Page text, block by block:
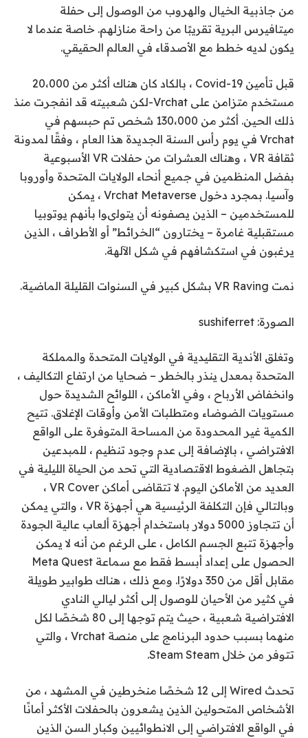
من جاذبية الخيال والهروب من الوصول إلى حفلة
ميتافيرس البرية تقريبًا من راحة منازلهم. خاصة عندما لا
يكون لديه خطط مع الأصدقاء في العالم الحقيقي.
قبل تأمين Covid-19 ، بالكاد كان هناك أكثر من 20،000
مستخدم متزامن على Vrchat-لكن شعبيته قد انفجرت منذ
ذلك الحين. أكثر من 130،000 شخص تم حبسهم في
Vrchat في يوم رأس السنة الجديدة هذا العام ، وفقًا لمدونة
ثقافة VR ، وهناك العشرات من حفلات VR الأسبوعية
بفضل المنظمين في جميع أنحاء الولايات المتحدة وأوروبا
وآسيا. بمجرد دخول Vrchat Metaverse ، يمكن
للمستخدمين – الذين يصفونه أن يتولىوا بأنهم يوتوبيا
مستقبلية غامرة – يختارون “الخرائط” أو الأطراف ، الذين
يرغبون في استكشافهم في شكل الآلهة.
نمت VR Raving بشكل كبير في السنوات القليلة الماضية.
الصورة: sushiferret
وتغلق الأندية التقليدية في الولايات المتحدة والمملكة
المتحدة بمعدل ينذر بالخطر – ضحايا من ارتفاع التكاليف ،
وانخفاض الأرباح ، وفي الأماكن ، اللوائح الشديدة حول
مستويات الضوضاء ومتطلبات الأمن وأوقات الإغلاق. تتيح
الكمية غير المحدودة من المساحة المتوفرة على الواقع
الافتراضي ، بالإضافة إلى عدم وجود تنظيم ، للمبدعين
بتجاهل الضغوط الاقتصادية التي تحد من الحياة الليلية في
العديد من الأماكن اليوم. لا تتقاضى أماكن VR Cover ،
وبالتالي فإن التكلفة الرئيسية هي أجهزة VR ، والتي يمكن
أن تتجاوز 5000 دولار باستخدام أجهزة ألعاب عالية الجودة
وأجهزة تتبع الجسم الكامل ، على الرغم من أنه لا يمكن
الحصول على إعداد أبسط فقط مع سماعة Meta Quest
مقابل أقل من 350 دولارًا. ومع ذلك ، هناك طوابير طويلة
في كثير من الأحيان للوصول إلى أكثر ليالي النادي
الافتراضية شعبية ، حيث يتم توجها إلى 80 شخصًا لكل
منهما بسبب حدود البرنامج على منصة Vrchat ، والتي
تتوفر من خلال Steam Steam.
تحدث Wired إلى 12 شخصًا منخرطين في المشهد ، من
الأشخاص المتحولين الذين يشعرون بالحفلات الأكثر أمانًا
في الواقع الافتراضي إلى الانطوائيين وكبار السن الذين